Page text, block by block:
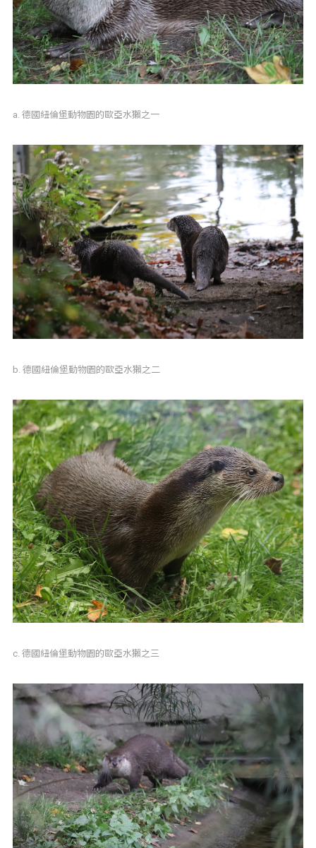
a. 德國紐倫堡動物園的歐亞水獺之一
b. 德國紐倫堡動物園的歐亞水獺之二
c. 德國紐倫堡動物園的歐亞水獺之三